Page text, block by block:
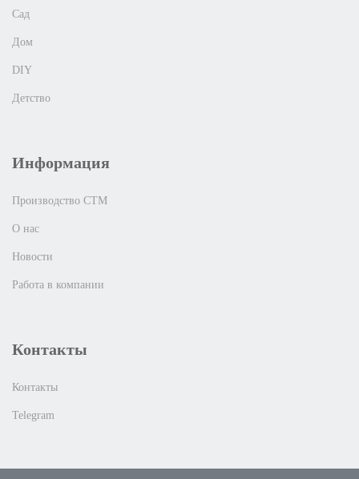
Сад
Дом
DIY
Детство
Информация
Производство СТМ
О нас
Новости
Работа в компании
Контакты
Контакты
Telegram